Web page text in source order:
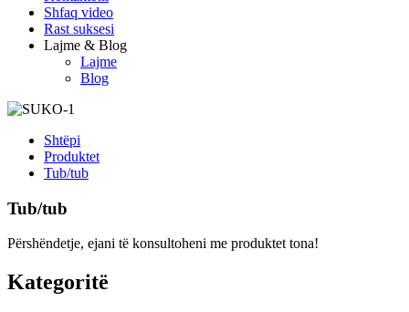
Shfaq video
Rast suksesi
Lajme & Blog
Lajme
Blog
Shtëpi
Produktet
Tub/tub
Tub/tub
Përshëndetje, ejani të konsultoheni me produktet tona!
Kategoritë